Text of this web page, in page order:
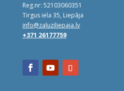
Reg.nr: 52103060351
Tirgus iela 35, Liepāja
info@zaluziliepaja.lv
+371 26177759